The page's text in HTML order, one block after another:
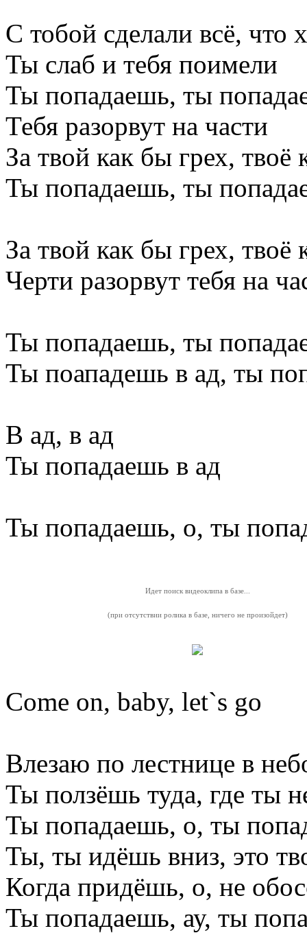
С тобой сделали всё, что
Ты слаб и тебя поимели
Ты попадаешь, ты
Тебя разорвут на части
За твой как бы грех, твоё
Ты попадаешь, ты
За твой как бы грех, твоё
Черти разорвут тебя на
Ты попадаешь, ты
Ты поападешь в ад, ты
В ад, в ад
Ты попадаешь в ад
Ты попадаешь, о, ты
Идет поиск видеоклипа в базе...
(при отсутствии ролика в базе, ничего не произойдет)
Come on, baby, let`s go
Влезаю по лестнице в
Ты ползёшь туда, где ты
Ты попадаешь, о, ты
Ты, ты идёшь вниз, это
Когда придёшь, о, не
Ты попадаешь, ау, ты